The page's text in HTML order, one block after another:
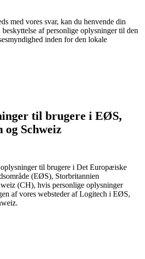
med vores svar, kan du henvende din
af personlige oplysninger til den
inden for den lokale
til brugere i EØS,
Schweiz
til brugere i Det Europæiske
(EØS), Storbritannien
(CH), hvis personlige oplysninger
af vores websteder af Logitech i EØS,